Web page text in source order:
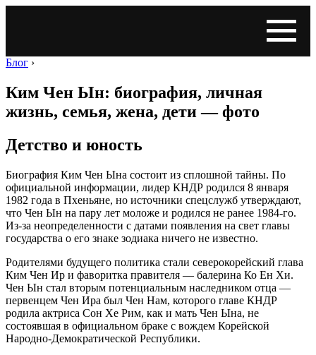
Блог ›
Ким Чен Ын: биография, личная
жизнь, семья, жена, дети — фото
Детство и юность
Биография Ким Чен Ына состоит из сплошной тайны. По
официальной информации, лидер КНДР родился 8 января
1982 года в Пхеньяне, но источники спецслужб утверждают,
что Чен Ын на пару лет моложе и родился не ранее 1984-го.
Из-за неопределенности с датами появления на свет главы
государства о его знаке зодиака ничего не известно.
Родителями будущего политика стали северокорейский глава
Ким Чен Ир и фаворитка правителя — балерина Ко Ен Хи.
Чен Ын стал вторым потенциальным наследником отца —
первенцем Чен Ира был Чен Нам, которого главе КНДР
родила актриса Сон Хе Рим, как и мать Чен Ына, не
состоявшая в официальном браке с вождем Корейской
Народно-Демократической Республики.